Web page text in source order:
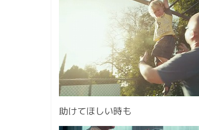
助けてほしい時も